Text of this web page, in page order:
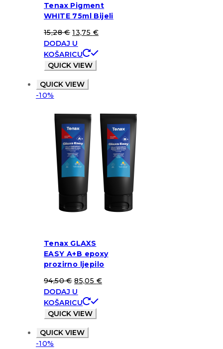
Tenax Pigment
WHITE 75ml Bijeli
15,28€ 13,75 €
DODAJ U
KOŠARICU
QUICK VIEW
QUICK VIEW
-10%
Tenax GLAXS
EASY A+B epoxy
prozirno ljepilo
94,50€ 85,05 €
DODAJ U
KOŠARICU
QUICK VIEW
QUICK VIEW
-10%